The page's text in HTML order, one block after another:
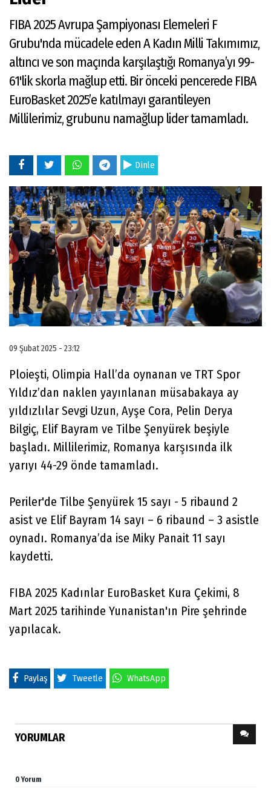
FIBA 2025 Avrupa Şampiyonası Elemeleri F
Grubu'nda mücadele eden A Kadın Milli Takımımız,
altıncı ve son maçında karşılaştığı Romanya’yı 99-
61'lik skorla mağlup etti. Bir önceki pencerede FIBA
EuroBasket 2025’e katılmayı garantileyen
Millilerimiz, grubunu namağlup lider tamamladı.
Dinle
09 Şubat 2025 - 23:12
Ploieşti, Olimpia Hall’da oynanan ve TRT Spor
Yıldız’dan naklen yayınlanan müsabakaya ay
yıldızlılar Sevgi Uzun, Ayşe Cora, Pelin Derya
Bilgiç, Elif Bayram ve Tilbe Şenyürek beşiyle
başladı. Millilerimiz, Romanya karşısında ilk
yarıyı 44-29 önde tamamladı.
Periler'de Tilbe Şenyürek 15 sayı - 5 ribaund 2
asist ve Elif Bayram 14 sayı – 6 ribaund – 3 asistle
oynadı. Romanya’da ise Miky Panait 11 sayı
kaydetti.
FIBA 2025 Kadınlar EuroBasket Kura Çekimi, 8
Mart 2025 tarihinde Yunanistan'ın Pire şehrinde
yapılacak.
Paylaş Tweetle WhatsApp
YORUMLAR
0 Yorum